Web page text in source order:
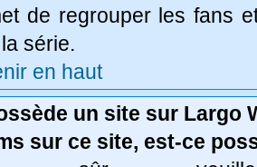
de regrouper les fans
série.
en haut
un site sur Largo
sur ce site, est-ce